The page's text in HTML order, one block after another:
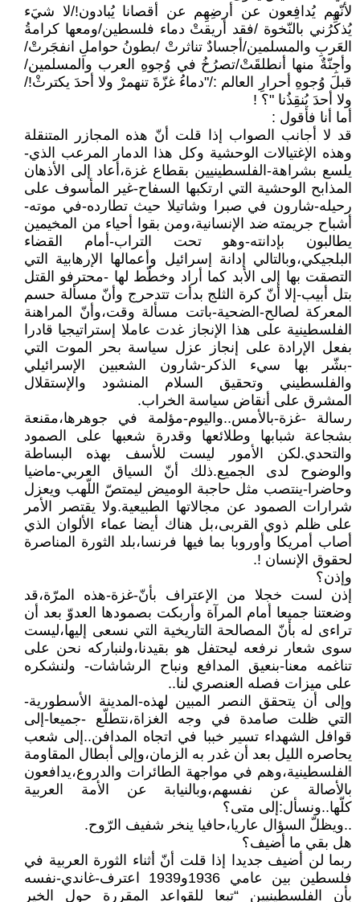
لأنّهم يُدافِعون عن أرضِهِم عن أقصانا يُبادون!/لا شيَء
يُذكِّرُني بالنّخوة /فقد أريقتْ دماء فلسطين/ومعها كرامةُ
العَربِ والمسلمين/أجسادٌ تناثرتْ /بطونُ حواملِ انفجَرتْ/
وأجِنّةٌ منها أنطلقَتْ/تصرُخُ في وُجوهِ العرب والمسلمين/
قبلَ وُجوهِ أحرارِ العالم :/"دماءُ غزّةَ تنهمرْ ولا أحدَ يكترثْ!/
ولا أحدَ يُنقِذُنا "؟ !
أما أنا فأقول :
قد لا أجانب الصواب إذا قلت أنّ هذه المجازر المتنقلة
وهذه الإغتيالات الوحشية وكل هذا الدمار المرعب الذي-
يلسع بشراهة-الفلسطينيين بقطاع غزة،أعاد إلى الأذهان
المذابح الوحشية التي ارتكبها السفاح-غير المأسوف على
رحيله-شارون في صبرا وشاتيلا حيث تطارده-في موته-
أشباح جريمته ضد الإنسانية،ومن بقوا أحياء من المخيمين
يطالبون بإدانته-وهو تحت التراب-أمام القضاء
البلجيكي،وبالتالي إدانة إسرائيل وأعمالها الإرهابية التي
التصقت بها إلى الأبد كما أراد وخطّط لها -محترفو القتل
بتل أبيب-إلا أنّ كرة الثلج بدأت تتدحرج وأنّ مسألة حسم
المعركة لصالح-الضحية-باتت مسألة وقت،وأنّ المراهنة
الفلسطينية على هذا الإنجاز غدت عاملا إستراتيجيا قادرا
بفعل الإرادة على إنجاز عزل سياسة بحر الموت التي
-بشّر بها سيء الذكر-شارون الشعبين الإسرائيلي
والفلسطيني وتحقيق السلام المنشود والإستقلال
المشرق على أنقاض سياسة الخراب.
رسالة -غزة-بالأمس..واليوم-مؤلمة في جوهرها،مقنعة
بشجاعة شبابها وطلائعها وقدرة شعبها على الصمود
والتحدي.لكن الأمور ليست للأسف بهذه البساطة
والوضوح لدى الجميع.ذلك أنّ السياق العربي-ماضيا
وحاضرا-ينتصب مثل حاجبة الوميض ليمتصّ اللّهب ويعزل
شرارات الصمود عن مجالاتها الطبيعية.ولا يقتصر الأمر
على ظلم ذوي القربى،بل هناك أيضا عماء الألوان الذي
أصاب أمريكا وأوروبا بما فيها فرنسا،بلد الثورة المناصرة
لحقوق الإنسان !.
وإذن؟
إذن لست خجلا من الإعتراف بأنّ-غزة-هذه المرّة،قد
وضعتنا جميعا أمام المرآة وأربكت بصمودها العدوّ بعد أن
تراءى له بأنّ المصالحة التاريخية التي نسعى إليها،ليست
سوى شعار نرفعه ليحتفل هو بقيدنا،ولنباركه نحن على
تناغمه معنا-بنعيق المدافع ونباح الرشاشات- ولنشكره
على ميزات فصله العنصري لنا..
وإلى أن يتحقق النصر المبين لهذه-المدينة الأسطورية-
التي ظلت صامدة في وجه الغزاة،نتطلّع -جميعا-إلى
قوافل الشهداء تسير خببا في اتجاه المدافن..إلى شعب
يحاصره الليل بعد أن غدر به الزمان،وإلى أبطال المقاومة
الفلسطينية،وهم في مواجهة الطائرات والدروع،يدافعون
بالأصالة عن نفسهم،وبالنيابة عن الأمة العربية
كلّها..ونسأل:إلى متى؟
..ويظلّ السؤال عاريا،حافيا ينخر شفيف الرّوح.
هل بقي ما أضيف؟
ربما لن أضيف جديدا إذا قلت أنّ أثناء الثورة العربية في
فلسطين بين عامي 1936و1939 اعترف-غاندي-نفسه
بأن الفلسطينيين “تبعا للقواعد المقررة حول الخير